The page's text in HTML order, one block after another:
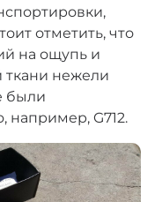
отметить, что
на ощупь и
ткани нежели
были
например, G712.